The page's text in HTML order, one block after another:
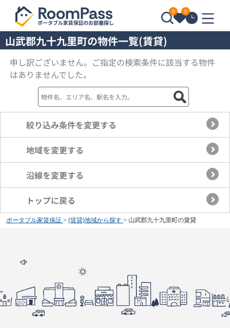
0 0
山武郡九十九里町の物件一覧(賃貸)
申し訳ございません。ご指定の検索条件に該当する物件
はありませんでした。
絞り込み条件を変更する
地域を変更する
沿線を変更する
トップに戻る
ポータブル家賃保証 > (賃貸)地域から探す > 山武郡九十九里町の賃貸